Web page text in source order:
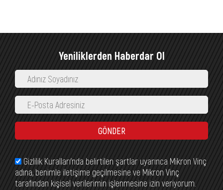
Yeniliklerden Haberdar Ol
GÖNDER
Gizlilik Kuralları’nda belirtilen şartlar uyarınca Mikron Vinç
adına, benimle iletişime geçilmesine ve Mikron Vinç
tarafından kişisel verilerimin işlenmesine izin veriyorum.